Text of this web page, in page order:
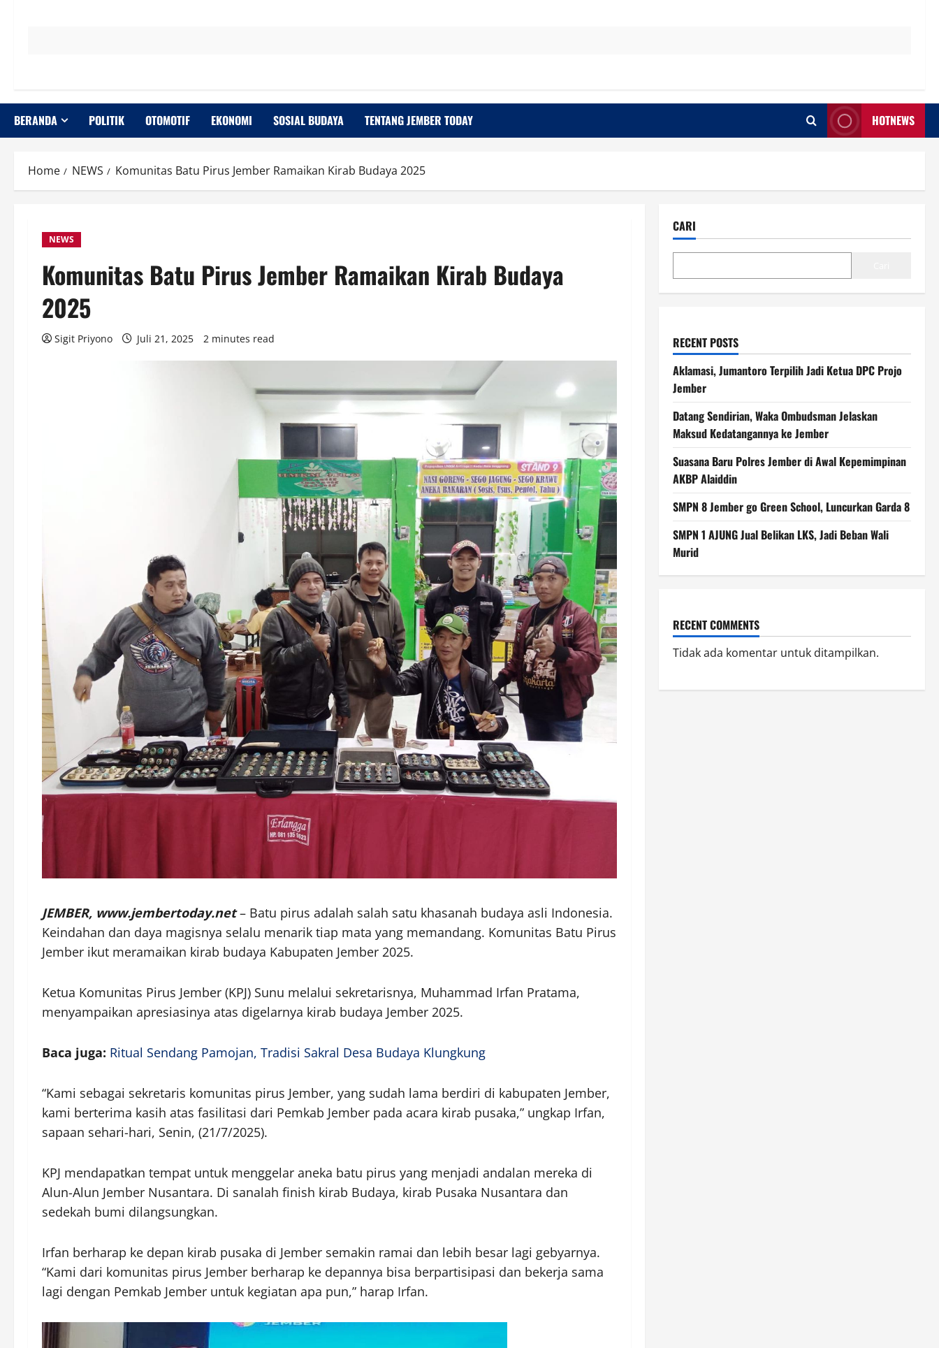
BERANDA POLITIK OTOMOTIF EKONOMI SOSIAL BUDAYA TENTANG JEMBER TODAY HOTNEWS
Home NEWS Komunitas Batu Pirus Jember Ramaikan Kirab Budaya 2025
NEWS
Komunitas Batu Pirus Jember Ramaikan Kirab Budaya
2025
Sigit Priyono Juli 21, 2025 2 minutes read
JEMBER, www.jembertoday.net– Batu pirus adalah salah satu khasanah budaya asli Indonesia.
Keindahan dan daya magisnya selalu menarik tiap mata yang memandang. Komunitas Batu Pirus
Jember ikut meramaikan kirab budaya Kabupaten Jember 2025.
Ketua Komunitas Pirus Jember (KPJ) Sunu melalui sekretarisnya, Muhammad Irfan Pratama,
menyampaikan apresiasinya atas digelarnya kirab budaya Jember 2025.
Baca juga: Ritual Sendang Pamojan, Tradisi Sakral Desa Budaya Klungkung
“Kami sebagai sekretaris komunitas pirus Jember, yang sudah lama berdiri di kabupaten Jember,
kami berterima kasih atas fasilitasi dari Pemkab Jember pada acara kirab pusaka,” ungkap Irfan,
sapaan sehari-hari, Senin, (21/7/2025).
KPJ mendapatkan tempat untuk menggelar aneka batu pirus yang menjadi andalan mereka di
Alun-Alun Jember Nusantara. Di sanalah finish kirab Budaya, kirab Pusaka Nusantara dan
sedekah bumi dilangsungkan.
Irfan berharap ke depan kirab pusaka di Jember semakin ramai dan lebih besar lagi gebyarnya.
“Kami dari komunitas pirus Jember berharap ke depannya bisa berpartisipasi dan bekerja sama
lagi dengan Pemkab Jember untuk kegiatan apa pun,” harap Irfan.
CARI
RECENT POSTS
Aklamasi, Jumantoro Terpilih Jadi Ketua DPC Projo
Jember
Datang Sendirian, Waka Ombudsman Jelaskan
Maksud Kedatangannya ke Jember
Suasana Baru Polres Jember di Awal Kepemimpinan
AKBP Alaiddin
SMPN 8 Jember go Green School, Luncurkan Garda 8
SMPN 1 AJUNG Jual Belikan LKS, Jadi Beban Wali
Murid
RECENT COMMENTS
Tidak ada komentar untuk ditampilkan.